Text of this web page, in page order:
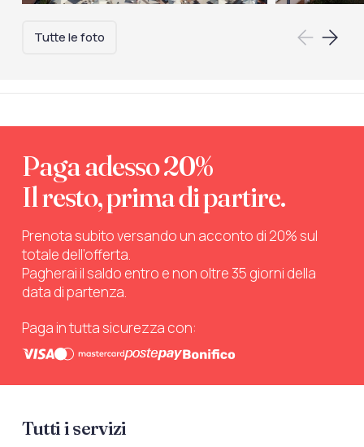
Tutte le foto
Paga adesso 20%
Il resto, prima di partire.
Prenota subito versando un acconto di 20% sul
totale dell’offerta.
Pagherai il saldo entro e non oltre 35 giorni della
data di partenza.
Paga in tutta sicurezza con:
Tutti i servizi